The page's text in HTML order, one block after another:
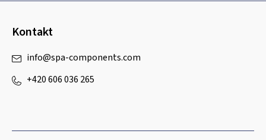
Kontakt
info@spa-components.com
+420 606 036 265